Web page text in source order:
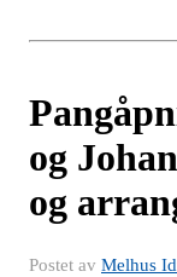
og
og
Postet av Melhus